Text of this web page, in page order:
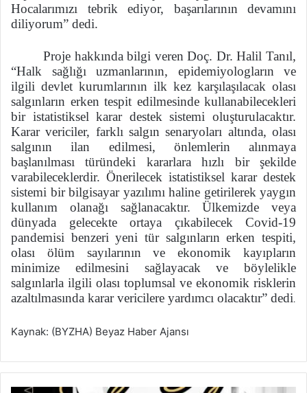
Hocalarımızı tebrik ediyor, başarılarının devamını
diliyorum” dedi.
Proje hakkında bilgi veren Doç. Dr. Halil Tanıl,
“Halk sağlığı uzmanlarının, epidemiyologların ve
ilgili devlet kurumlarının ilk kez karşılaşılacak olası
salgınların erken tespit edilmesinde kullanabilecekleri
bir istatistiksel karar destek sistemi oluşturulacaktır.
Karar vericiler, farklı salgın senaryoları altında, olası
salgının ilan edilmesi, önlemlerin alınmaya
başlanılması türündeki kararlara hızlı bir şekilde
varabileceklerdir. Önerilecek istatistiksel karar destek
sistemi bir bilgisayar yazılımı haline getirilerek yaygın
kullanım olanağı sağlanacaktır. Ülkemizde veya
dünyada gelecekte ortaya çıkabilecek Covid-19
pandemisi benzeri yeni tür salgınların erken tespiti,
olası ölüm sayılarının ve ekonomik kayıpların
minimize edilmesini sağlayacak ve böylelikle
salgınlarla ilgili olası toplumsal ve ekonomik risklerin
azaltılmasında karar vericilere yardımcı olacaktır” dedi.
Kaynak: (BYZHA) Beyaz Haber Ajansı